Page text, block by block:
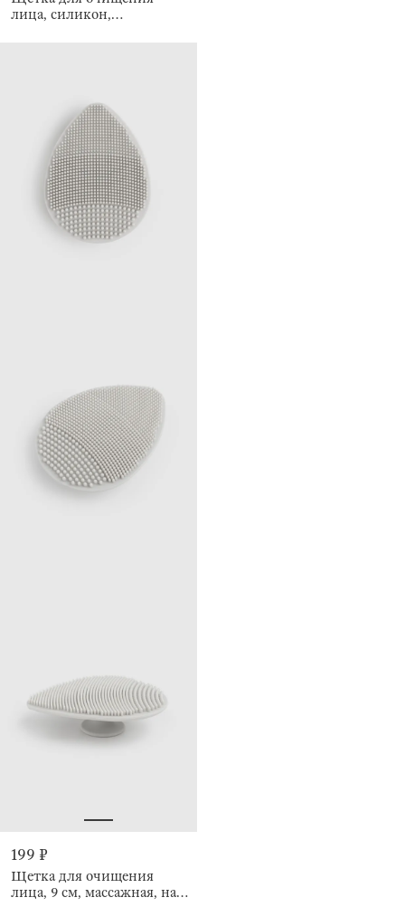
лица, силикон,
199 ₽
Щетка для очищения
лица, 9 см, массажная, на